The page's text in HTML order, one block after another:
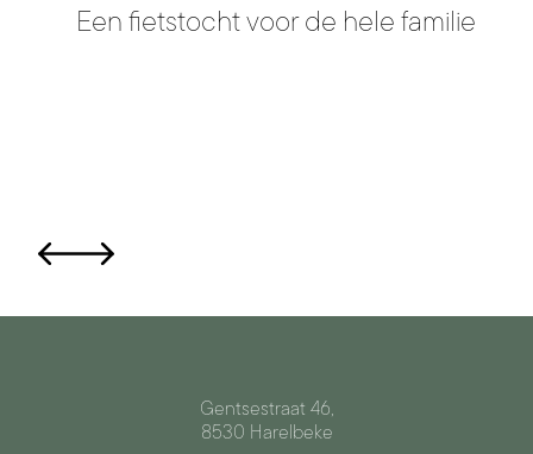
Een fietstocht voor de hele familie
Gentsestraat 46,
8530 Harelbeke